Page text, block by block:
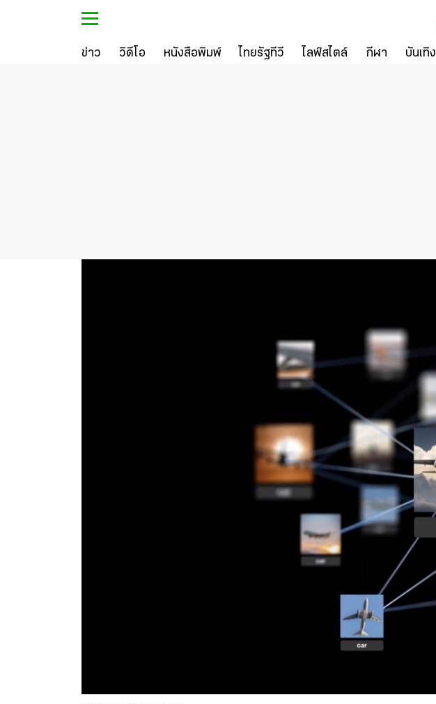
ข่าว วิดีโอ หนังสือพิมพ์ ไทยรัฐทีวี ไลฟ์สไตล์ กีฬา บันเทิง